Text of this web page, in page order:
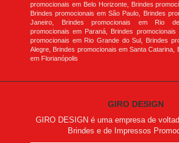
promocionais em Belo Horizonte, Brindes
Brindes promocionais em São Paulo, Brindes
Janeiro, Brindes promocionais em Rio
promocionais em Paraná, Brindes promocionais
promocionais em Rio Grande do Sul, Brindes
Alegre, Brindes promocionais em Santa Catarina,
em Florianópolis
GIRO DESIGN
GIRO DESIGN é uma empresa de
Brindes e de Impressos